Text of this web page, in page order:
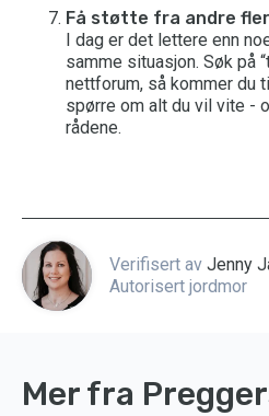
Få støtte fra andre
I dag er det lettere enn
samme situasjon. Søk på
nettforum, så kommer du
spørre om alt du vil vite -
rådene.
Verifisert av Jenny
Autorisert jordmor
Mer fra